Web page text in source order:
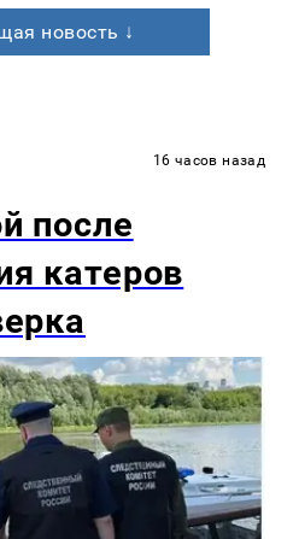
новость ↓
16 часов назад
после
катеров